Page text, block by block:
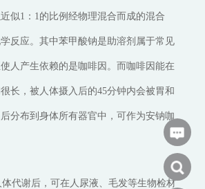
似1：1的比例经物理混合而成的混合
反应。其中苯甲酸钠是助溶剂属于常见
人产生依赖的是咖啡因。而咖啡因能在
长，被人体摄入后的45分钟内会被胃和
分布到身体所有器官中，可作为安钠咖
代谢后，可在人尿液、毛发等生物检材